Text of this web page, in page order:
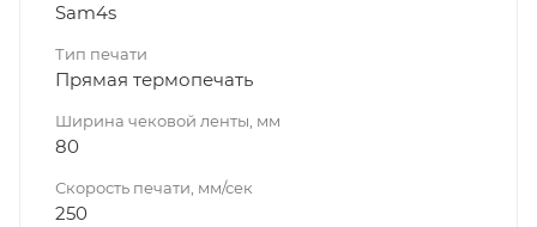
Sam4s
Тип печати
Прямая термопечать
Ширина чековой ленты, мм
80
Скорость печати, мм/сек
250